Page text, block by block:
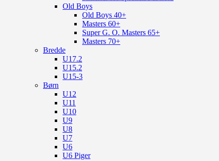
Old Boys
Old Boys 40+
Masters 60+
Super G. O. Masters 65+
Masters 70+
Bredde
U17.2
U15.2
U15-3
Børn
U12
U11
U10
U9
U8
U7
U6
U6 Piger